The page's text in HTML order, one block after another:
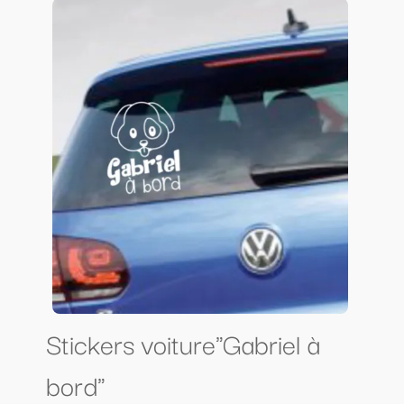
Stickers voiture"Gabriel à
bord"